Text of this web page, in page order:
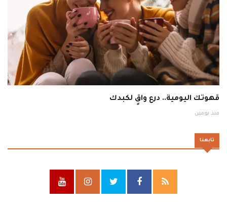
قهوتك اليومية.. درع واقٍ لكبدك
منذ يومين
تابعنا